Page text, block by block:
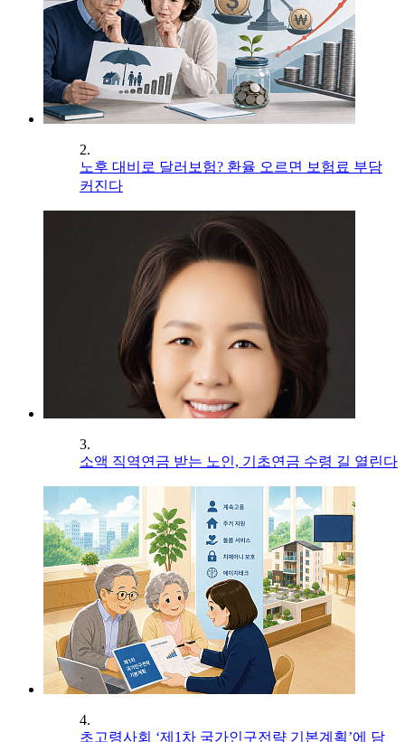
2.
노후 대비로 달러보험? 환율 오르면 보험료 부담
커진다
3.
소액 직역연금 받는 노인, 기초연금 수령 길 열린다
4.
초고령사회 ‘제1차 국가인구전략 기본계획’에 담